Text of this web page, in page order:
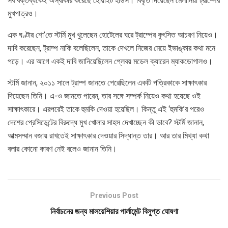
মুখপাত্রও।
এক ঘণ্টার শো’তে স্টর্মি মুখ খুলেছেন হোটেলের ঘরে ট্রাম্পের কুৎসিত আচরণ নিয়েও।
দাবি করেছেন, ট্রাম্প নাকি বলেছিলেন, তাকে দেখলে নিজের মেয়ে ইভাঙ্কার কথা মনে
পড়ে। এর আগে একই দাবি জানিয়েছিলেন প্লেবয় মডেল ক্যারেন ম্যাকডোগালও।
স্টর্মি জানান, ২০১১ সালে ট্রাম্প জানতে পেরেছিলেন একটি পত্রিকাকে সাক্ষাৎকার
দিয়েছেন তিনি। এ-ও জানতে পারেন, তার সঙ্গে সম্পর্ক নিয়েও কথা হয়েছে ওই
সাক্ষাৎকারে। এরপরেই তাকে হুমকি দেওয়া হয়েছিল। কিন্তু এই ‘হুমকি’র পরেও
দেশের প্রেসিডেন্টের বিরুদ্ধে মুখ খোলার সাহস দেখাচ্ছেন কী ভাবে? স্টর্মি জানান,
আত্মসম্মান বজায় রাখতেই সাক্ষাৎকার দেওয়ার সিদ্ধান্ত তার। আর তার মিথ্যা কথা
বলার কোনো কারণ নেই বলেও জানান তিনি।
Previous Post
নির্বাচনের জন্য মালয়েশিয়ার পার্লামেন্ট বিলুপ্ত ঘোষণা